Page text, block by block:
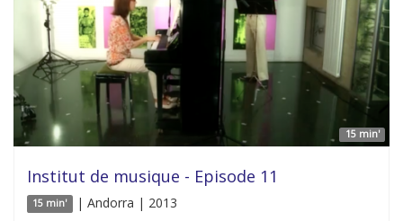
15 min'
Institut de musique - Episode 11
15 min' | Andorra | 2013